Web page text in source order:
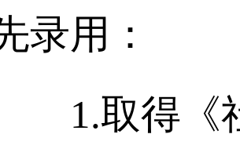
录用：
1.取得《社